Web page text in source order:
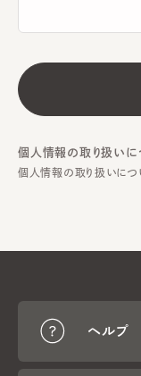
個人情報の取り扱いに
個人情報の取り扱いにつ
ヘルプ